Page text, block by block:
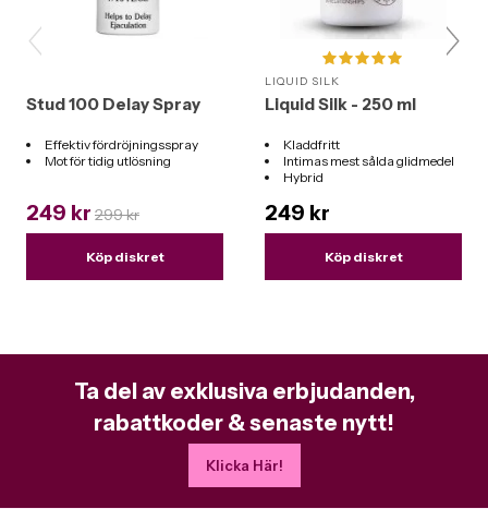
Stud 100 Delay Spray
Effektiv fördröjningsspray
Mot för tidig utlösning
249 kr 299 kr
Köp diskret
LIQUID SILK
Liquid Silk - 250 ml
Kladdfritt
Intimas mest sålda glidmedel
Hybrid
249 kr
Köp diskret
Ta del av exklusiva erbjudanden,
rabattkoder & senaste nytt!
Klicka Här!